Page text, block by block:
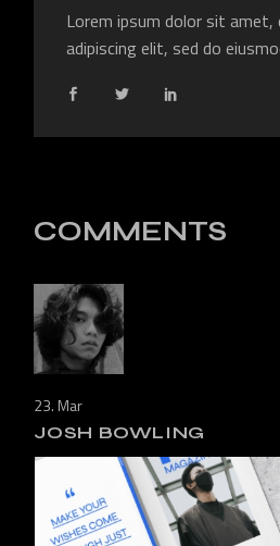
Lorem ipsum dolor sit
adipiscing elit, sed do
COMMENTS
23. Mar
JOSH BOWLING
Lorem ipsum dolor sit amet,
sed do eiusmod tempor inci
magna aliqua. Ut enim ad minim